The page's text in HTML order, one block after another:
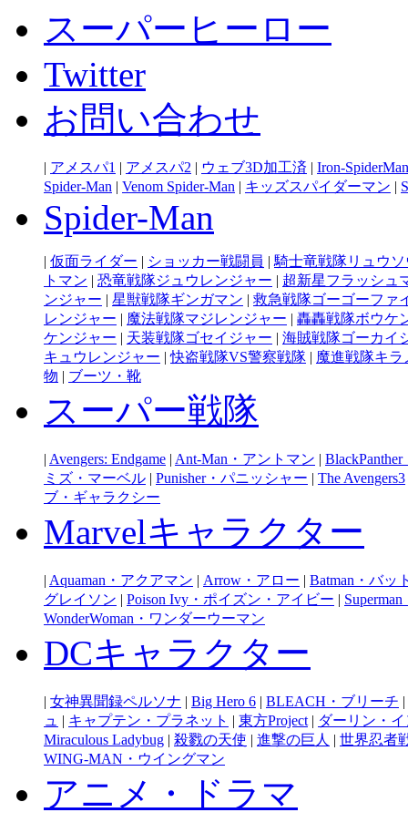
スーパーヒーロー
Twitter
お問い合わせ
| アメスパ1 | アメスパ2 | ウェブ3D加工済 | Iron-SpiderMan
Spider-Man | Venom Spider-Man | キッズスパイダーマン |
Spider-Man
| 仮面ライダー | ショッカー戦闘員 | 騎士竜戦隊リュウ
トマン | 恐竜戦隊ジュウレンジャー | 超新星フラッシュ
ンジャー | 星獣戦隊ギンガマン | 救急戦隊ゴーゴーファ
レンジャー | 魔法戦隊マジレンジャー | 轟轟戦隊ボウケ
ケンジャー | 天装戦隊ゴセイジャー | 海賊戦隊ゴーカイ
キュウレンジャー |快盗戦隊VS警察戦隊 | 魔進戦隊キラ
物 | ブーツ・靴
スーパー戦隊
| Avengers: Endgame | Ant-Man・アントマン |
ミズ・マーベル | Punisher・パニッシャー | The Avengers3
ブ・ギャラクシー
Marvelキャラクター
| Aquaman・アクアマン | Arrow・アロー | Batman・バッ
グレイソン | Poison Ivy・ポイズン・アイビー |
WonderWoman・ワンダーウーマン
DCキャラクター
| 女神異聞録ペルソナ | Big Hero 6 | BLEACH・ブリーチ |
ュ | キャプテン・プラネット | 東方Project | ダーリン・
Miraculous Ladybug | 殺戮の天使 | 進撃の巨人 | 世界忍者
WING-MAN・ウイングマン
アニメ・ドラマ